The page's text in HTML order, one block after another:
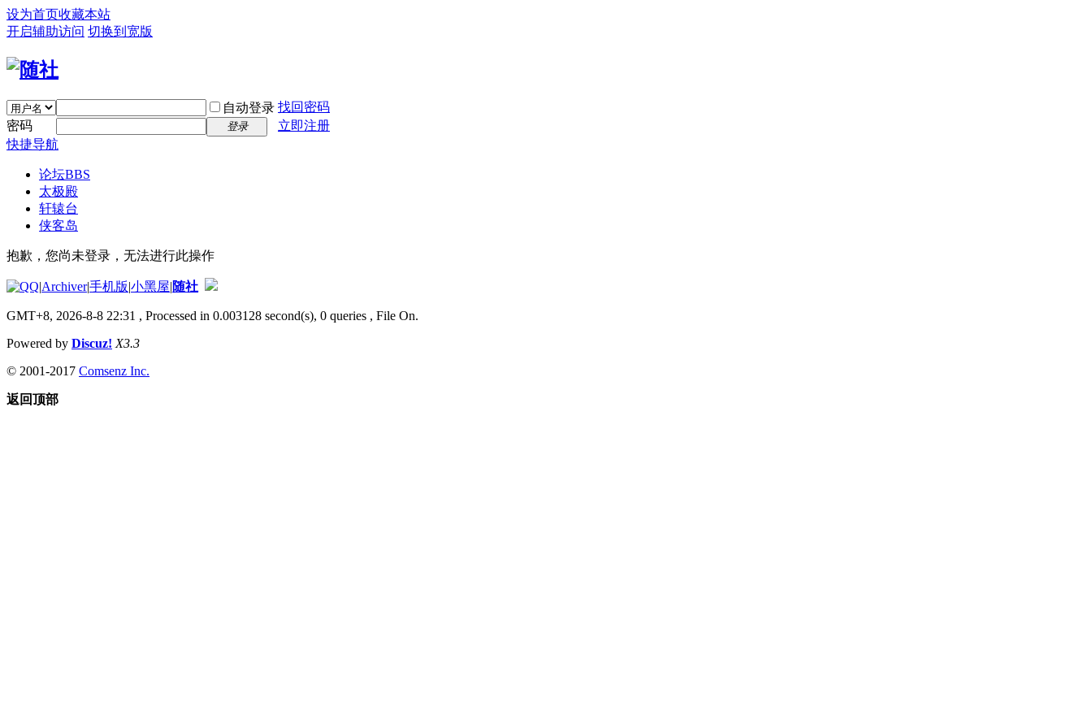
设为首页收藏本站
开启辅助访问 切换到宽版
自动登录 找回密码
密码
登录
立即注册
快捷导航
论坛BBS
太极殿
轩辕台
侠客岛
抱歉，您尚未登录，无法进行此操作
|Archiver|手机版|小黑屋|随社
GMT+8, 2026-8-8 22:31 , Processed in 0.003128 second(s), 0 queries , File On.
Powered by Discuz! X3.3
© 2001-2017 Comsenz Inc.
返回顶部